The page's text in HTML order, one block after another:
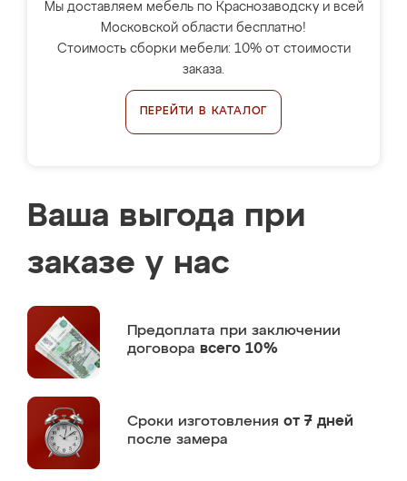
Мы доставляем мебель по Краснозаводску и всей
Московской области бесплатно!
Стоимость сборки мебели: 10% от стоимости
заказа.
ПЕРЕЙТИ В КАТАЛОГ
Ваша выгода при
заказе у нас
Предоплата при заключении
договора всего 10%
Сроки изготовления от 7 дней
после замера